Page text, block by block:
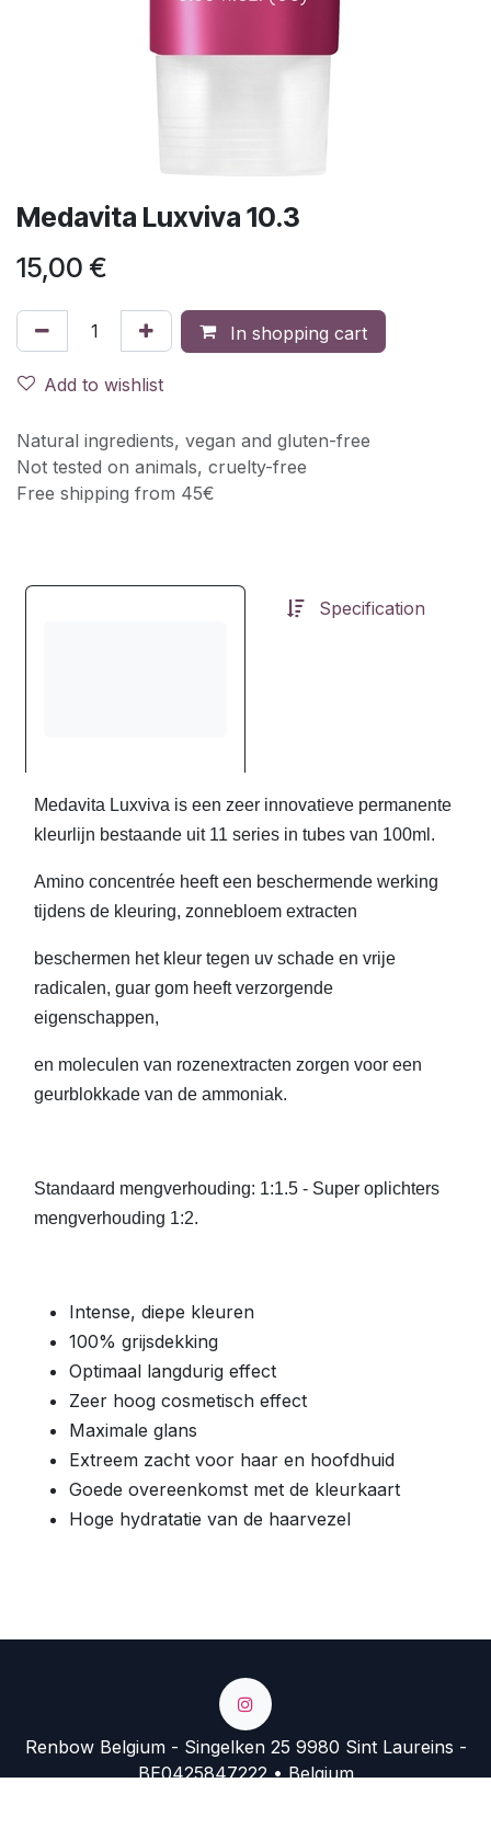
Medavita Luxviva 10.3
15,00 €
In shopping cart
Add to wishlist
Natural ingredients, vegan and gluten-free
Not tested on animals, cruelty-free
Free shipping from 45€
Specification
Medavita Luxviva is een zeer innovatieve permanente
kleurlijn bestaande uit 11 series in tubes van 100ml.
Amino concentrée heeft een beschermende werking
tijdens de kleuring, zonnebloem extracten
beschermen het kleur tegen uv schade en vrije
radicalen, guar gom heeft verzorgende
eigenschappen,
en moleculen van rozenextracten zorgen voor een
geurblokkade van de ammoniak.
Standaard mengverhouding: 1:1.5 - Super oplichters
mengverhouding 1:2.
Intense, diepe kleuren
100% grijsdekking
Optimaal langdurig effect
Zeer hoog cosmetisch effect
Maximale glans
Extreem zacht voor haar en hoofdhuid
Goede overeenkomst met de kleurkaart
Hoge hydratatie van de haarvezel
Renbow Belgium - Singelken 25 9980 Sint Laureins -
BE0425847222 • Belgium